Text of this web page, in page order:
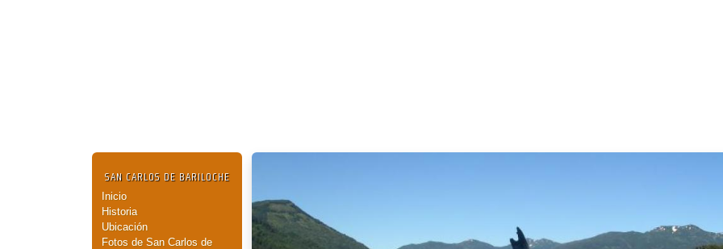
SAN CARLOS DE BARILOCHE
Inicio
Historia
Ubicación
Fotos de San Carlos de